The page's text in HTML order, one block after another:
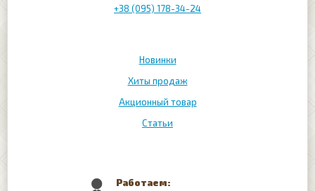
Новинки
Хиты продаж
Акционный товар
Статьи
+38 (095) 178-34-24
Работаем: